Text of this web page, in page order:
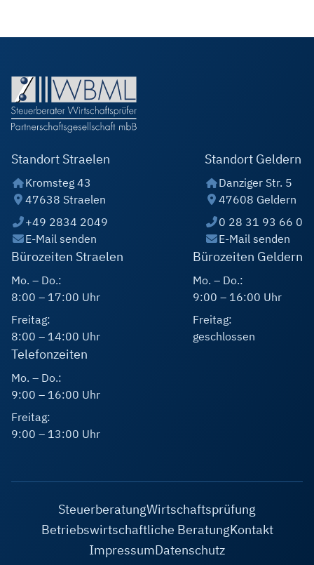
Standort Straelen
Kromsteg 43
47638 Straelen
+49 2834 2049
E-Mail senden
Standort Geldern
Danziger Str. 5
47608 Geldern
0 28 31 93 66 0
E-Mail senden
Bürozeiten Straelen
Mo. – Do.:
8:00 – 17:00 Uhr
Freitag:
8:00 – 14:00 Uhr
Bürozeiten Geldern
Mo. – Do.:
9:00 – 16:00 Uhr
Freitag:
geschlossen
Telefonzeiten
Mo. – Do.:
9:00 – 16:00 Uhr
Freitag:
9:00 – 13:00 Uhr
SteuerberatungWirtschaftsprüfung
Betriebswirtschaftliche BeratungKontakt
ImpressumDatenschutz